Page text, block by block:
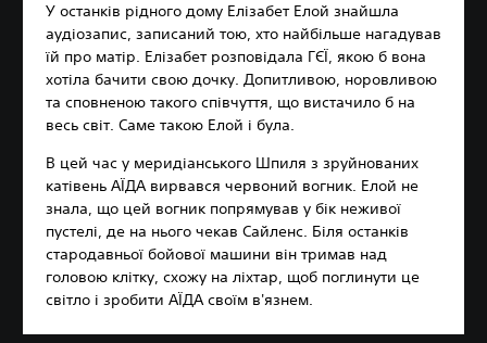
У останків рідного дому Елізабет Елой знайшла
аудіозапис, записаний тою, хто найбільше нагадував
їй про матір. Елізабет розповідала ГЄЇ, якою б вона
хотіла бачити свою дочку. Допитливою, норовливою
та сповненою такого співчуття, що вистачило б на
весь світ. Саме такою Елой і була.
В цей час у меридіанського Шпиля з зруйнованих
катівень АЇДА вирвався червоний вогник. Елой не
знала, що цей вогник попрямував у бік неживої
пустелі, де на нього чекав Сайленс. Біля останків
стародавньої бойової машини він тримав над
головою клітку, схожу на ліхтар, щоб поглинути це
світло і зробити АЇДА своїм в'язнем.